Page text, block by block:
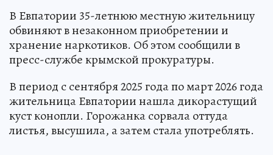
В Евпатории 35-летнюю местную жительницу
обвиняют в незаконном приобретении и
хранение наркотиков. Об этом сообщили в
пресс-службе крымской прокуратуры.
В период с сентября 2025 года по март 2026 года
жительница Евпатории нашла дикорастущий
куст конопли. Горожанка сорвала оттуда
листья, высушила, а затем стала употреблять.